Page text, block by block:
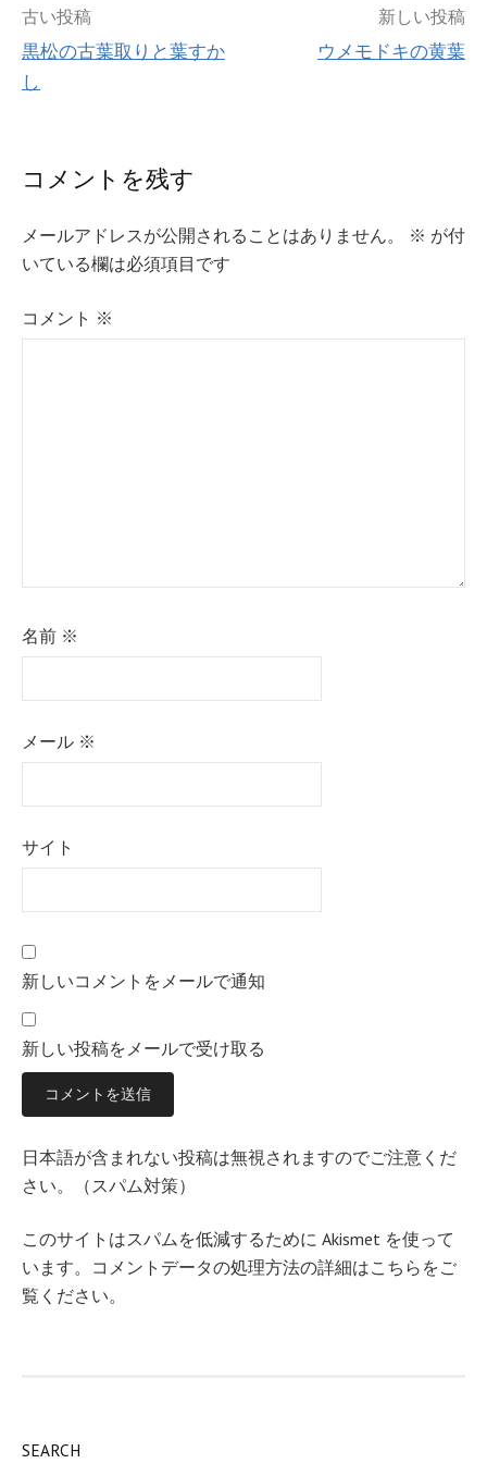
投
稿
ビ
ゲ
ー
シ
古い投稿
黒松の古葉取りと葉すか
し
新しい投稿
ウメモドキの黄葉
コメントを残す
メールアドレスが公開されることはありません。 ※ が付
いている欄は必須項目です
コメント ※
名前 ※
メール ※
サイト
新しいコメントをメールで通知
新しい投稿をメールで受け取る
日本語が含まれない投稿は無視されますのでご注意くだ
さい。（スパム対策）
このサイトはスパムを低減するために Akismet を使って
います。 コメントデータの処理方法の詳細はこちらをご
覧ください。
SEARCH